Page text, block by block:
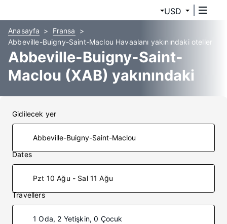
USD
Anasayfa
Fransa
Abbeville-Buigny-Saint-Maclou Havaalanı yakınındaki oteller
Abbeville-Buigny-Saint-
Maclou (XAB) yakınındaki
oteller
Gidilecek yer
Dates
Pzt 10 Ağu - Sal 11 Ağu
Travellers
1 Oda, 2 Yetişkin, 0 Çocuk